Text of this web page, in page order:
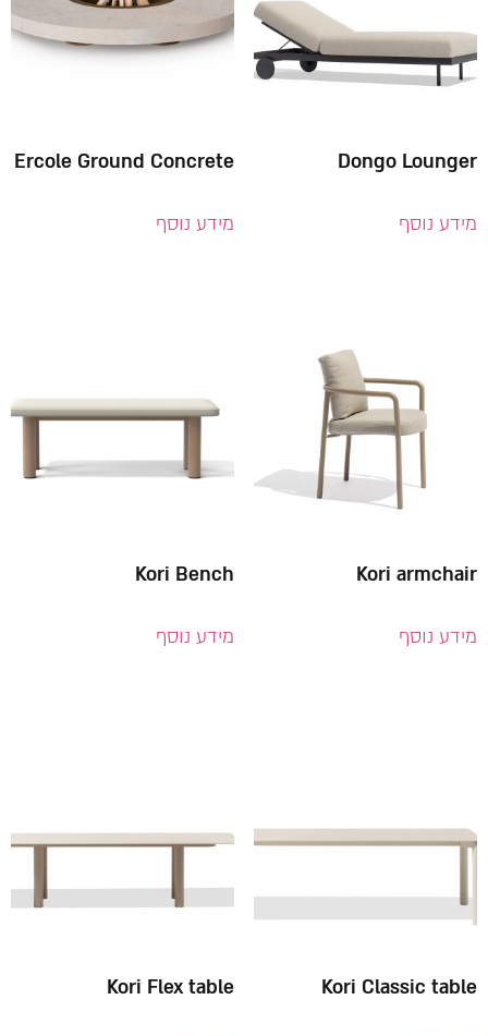
Dongo Lounger
מידע נוסף
Ercole Ground Concrete
מידע נוסף
Kori armchair
מידע נוסף
Kori Bench
מידע נוסף
Kori Classic table
Kori Flex table